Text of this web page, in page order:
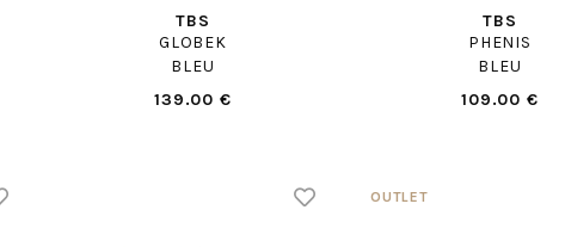
TBS
GLOBEK
BLEU
139.00 €
TBS
PHENIS
BLEU
109.00 €